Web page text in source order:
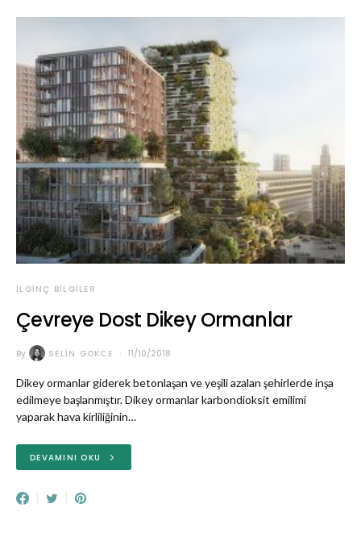
İLGINÇ BILGILER
Çevreye Dost Dikey Ormanlar
By SELIN GOKCE 11/10/2018
Dikey ormanlar giderek betonlaşan ve yeşili azalan şehirlerde inşa
edilmeye başlanmıştır. Dikey ormanlar karbondioksit emilimi
yaparak hava kirliliğinin…
DEVAMINI OKU